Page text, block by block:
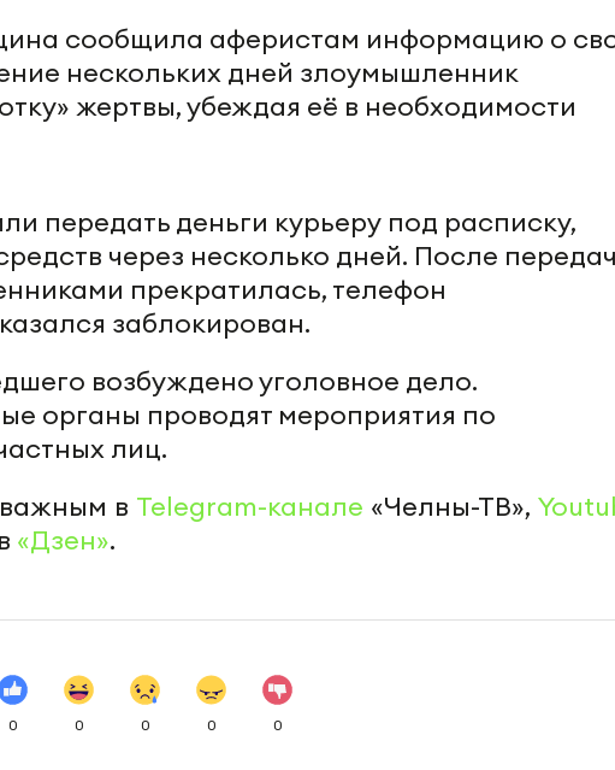
сообщила аферистам информацию о
нескольких дней злоумышленник
жертвы, убеждая её в необходимости
передать деньги курьеру под расписку,
через несколько дней. После
прекратилась, телефон
заблокирован.
возбуждено уголовное дело.
органы проводят мероприятия по
лиц.
в Telegram-канале «Челны-ТВ»,
«Дзен».
0 0 0 0 0